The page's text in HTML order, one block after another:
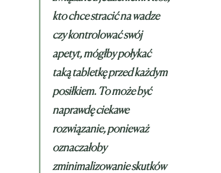
kto chce stracić na wadze
czy kontrolować swój
apetyt, mógłby połykać
taką tabletkę przed każdym
posiłkiem. To może być
naprawdę ciekawe
rozwiązanie, ponieważ
oznaczałoby
zminimalizowanie skutków